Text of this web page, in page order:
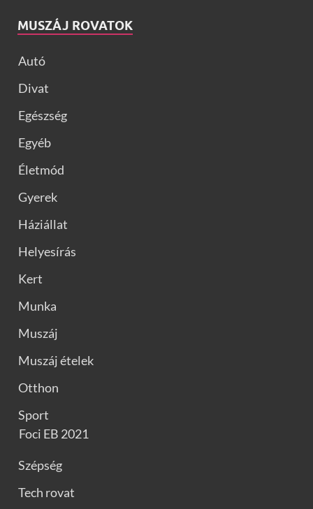
MUSZÁJ ROVATOK
Autó
Divat
Egészség
Egyéb
Életmód
Gyerek
Háziállat
Helyesírás
Kert
Munka
Muszáj
Muszáj ételek
Otthon
Sport
Foci EB 2021
Szépség
Tech rovat